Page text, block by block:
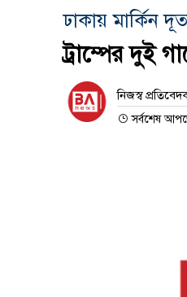
ঢাকায় মার্কিন
ট্রাম্পের দুই
নিজস্ব
সর্বশেষ